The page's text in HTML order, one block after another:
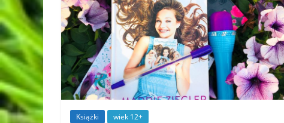
Książki wiek 12+